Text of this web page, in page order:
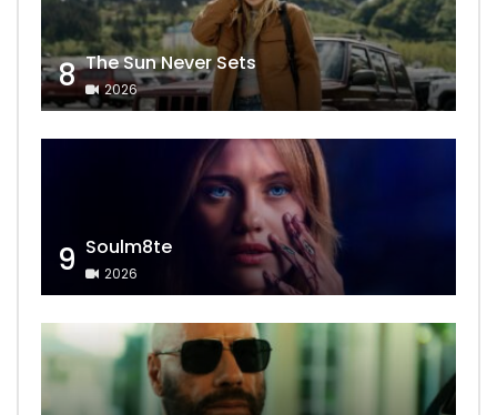
8 The Sun Never Sets
2026
9 Soulm8te
2026